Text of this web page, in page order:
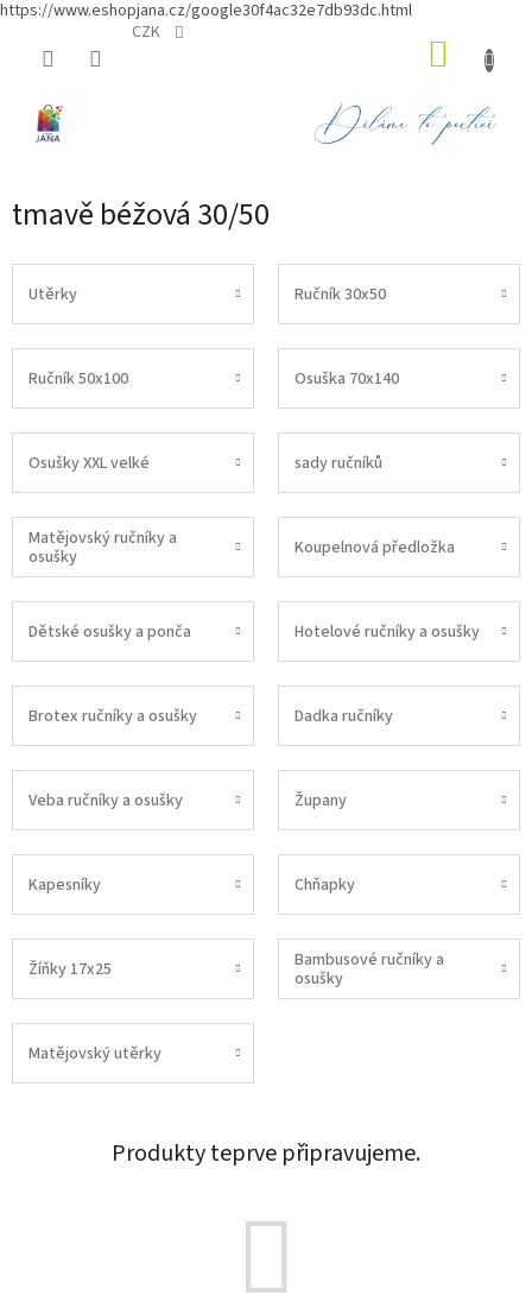
https://www.eshopjana.cz/google30f4ac32e7db93dc.html
CZK
tmavě béžová 30/50
Utěrky Ručník 30x50
Ručník 50x100 Osuška 70x140
Osušky XXL velké sady ručníků
Matějovský ručníky a
osušky
Koupelnová předložka
Dětské osušky a ponča Hotelové ručníky a osušky
Brotex ručníky a osušky Dadka ručníky
Veba ručníky a osušky Župany
Kapesníky Chňapky
Žíňky 17x25
Bambusové ručníky a
osušky
Matějovský utěrky
Produkty teprve připravujeme.